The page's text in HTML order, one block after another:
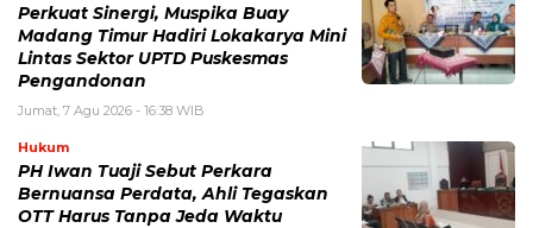
Perkuat Sinergi, Muspika Buay
Madang Timur Hadiri Lokakarya Mini
Lintas Sektor UPTD Puskesmas
Pengandonan
Jumat, 7 Agu 2026 - 16:38 WIB
Hukum
PH Iwan Tuaji Sebut Perkara
Bernuansa Perdata, Ahli Tegaskan
OTT Harus Tanpa Jeda Waktu